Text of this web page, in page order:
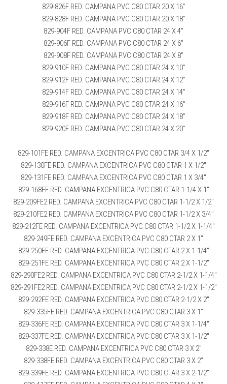
829-826F RED. CAMPANA PVC C80 CTAR 20 X 16″
829-828F RED. CAMPANA PVC C80 CTAR 20 X 18″
829-904F RED. CAMPANA PVC C80 CTAR 24 X 4″
829-906F RED. CAMPANA PVC C80 CTAR 24 X 6″
829-908F RED. CAMPANA PVC C80 CTAR 24 X 8″
829-910F RED. CAMPANA PVC C80 CTAR 24 X 10″
829-912F RED. CAMPANA PVC C80 CTAR 24 X 12″
829-914F RED. CAMPANA PVC C80 CTAR 24 X 14″
829-916F RED. CAMPANA PVC C80 CTAR 24 X 16″
829-918F RED. CAMPANA PVC C80 CTAR 24 X 18″
829-920F RED. CAMPANA PVC C80 CTAR 24 X 20″
829-101FE RED. CAMPANA EXCENTRICA PVC C80 CTAR 3/4 X 1/2″
829-130FE RED. CAMPANA EXCENTRICA PVC C80 CTAR 1 X 1/2″
829-131FE RED. CAMPANA EXCENTRICA PVC C80 CTAR 1 X 3/4″
829-168FE RED. CAMPANA EXCENTRICA PVC C80 CTAR 1-1/4 X 1″
829-209FE2 RED. CAMPANA EXCENTRICA PVC C80 CTAR 1-1/2 X 1/2″
829-210FE2 RED. CAMPANA EXCENTRICA PVC C80 CTAR 1-1/2 X 3/4″
829-212FE RED. CAMPANA EXCENTRICA PVC C80 CTAR 1-1/2 X 1-1/4″
829-249FE RED. CAMPANA EXCENTRICA PVC C80 CTAR 2 X 1″
829-250FE RED. CAMPANA EXCENTRICA PVC C80 CTAR 2 X 1-1/4″
829-251FE RED. CAMPANA EXCENTRICA PVC C80 CTAR 2 X 1-1/2″
829-290FE2 RED. CAMPANA EXCENTRICA PVC C80 CTAR 2-1/2 X 1-1/4″
829-291FE2 RED. CAMPANA EXCENTRICA PVC C80 CTAR 2-1/2 X 1-1/2″
829-292FE RED. CAMPANA EXCENTRICA PVC C80 CTAR 2-1/2 X 2″
829-335FE RED. CAMPANA EXCENTRICA PVC C80 CTAR 3 X 1″
829-336FE RED. CAMPANA EXCENTRICA PVC C80 CTAR 3 X 1-1/4″
829-337FE RED. CAMPANA EXCENTRICA PVC C80 CTAR 3 X 1-1/2″
829-338E RED. CAMPANA EXCENTRICA PVC C80 CTAR 3 X 2″
829-338FE RED. CAMPANA EXCENTRICA PVC C80 CTAR 3 X 2″
829-339FE RED. CAMPANA EXCENTRICA PVC C80 CTAR 3 X 2-1/2″